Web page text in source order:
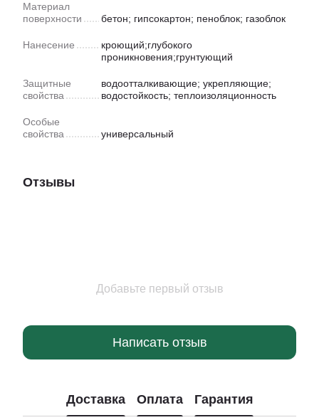
Материал
поверхности
бетон; гипсокартон; пеноблок; газоблок
Нанесение
кроющий;глубокого
проникновения;грунтующий
Защитные
свойства
водоотталкивающие; укрепляющие;
водостойкость; теплоизоляционность
Особые
свойства
универсальный
Отзывы
Добавьте первый отзыв
Написать отзыв
Доставка Оплата Гарантия